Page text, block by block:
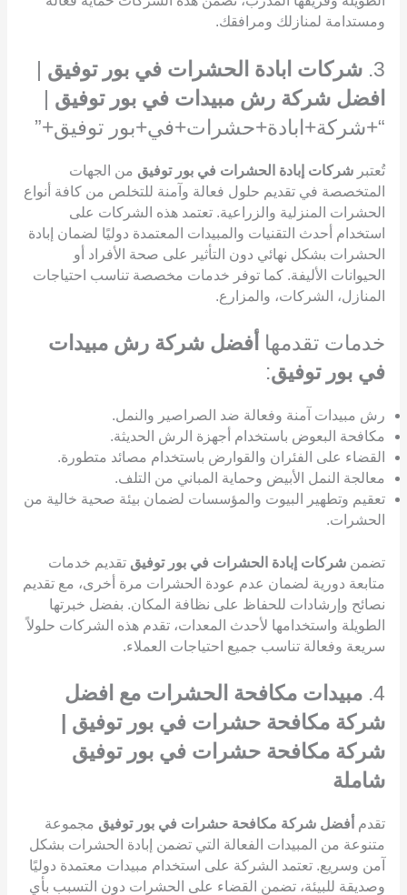
ومستدامة لمنازلك ومرافقك.
3. شركات ابادة الحشرات في بور توفيق |
افضل شركة رش مبيدات في بور توفيق |
“+شركة+ابادة+حشرات+في+بور توفيق+”
تُعتبر شركات إبادة الحشرات في بور توفيق من الجهات
المتخصصة في تقديم حلول فعالة وآمنة للتخلص من كافة أنواع
الحشرات المنزلية والزراعية. تعتمد هذه الشركات على
استخدام أحدث التقنيات والمبيدات المعتمدة دوليًا لضمان إبادة
الحشرات بشكل نهائي دون التأثير على صحة الأفراد أو
الحيوانات الأليفة. كما توفر خدمات مخصصة تناسب احتياجات
المنازل، الشركات، والمزارع.
خدمات تقدمها أفضل شركة رش مبيدات
في بور توفيق:
رش مبيدات آمنة وفعالة ضد الصراصير والنمل.
مكافحة البعوض باستخدام أجهزة الرش الحديثة.
القضاء على الفئران والقوارض باستخدام مصائد متطورة.
معالجة النمل الأبيض وحماية المباني من التلف.
تعقيم وتطهير البيوت والمؤسسات لضمان بيئة صحية خالية من
الحشرات.
تضمن شركات إبادة الحشرات في بور توفيق تقديم خدمات
متابعة دورية لضمان عدم عودة الحشرات مرة أخرى، مع تقديم
نصائح وإرشادات للحفاظ على نظافة المكان. بفضل خبرتها
الطويلة واستخدامها لأحدث المعدات، تقدم هذه الشركات حلولاً
سريعة وفعالة تناسب جميع احتياجات العملاء.
4. مبيدات مكافحة الحشرات مع افضل
شركة مكافحة حشرات في بور توفيق |
شركة مكافحة حشرات في بور توفيق
شاملة
تقدم أفضل شركة مكافحة حشرات في بور توفيق مجموعة
متنوعة من المبيدات الفعالة التي تضمن إبادة الحشرات بشكل
آمن وسريع. تعتمد الشركة على استخدام مبيدات معتمدة دوليًا
وصديقة للبيئة، تضمن القضاء على الحشرات دون التسبب بأي